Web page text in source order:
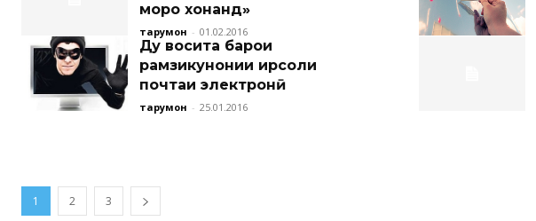
моро хонанд»
тарҷумон - 01.02.2016
Ду восита барои
рамзикунонии ирсоли
почтаи электронӣ
тарҷумон - 25.01.2016
1 2 3